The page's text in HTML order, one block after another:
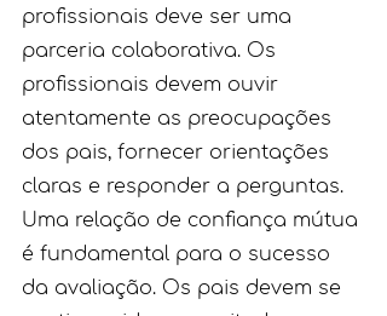
profissionais deve ser uma
parceria colaborativa. Os
profissionais devem ouvir
atentamente as preocupações
dos pais, fornecer orientações
claras e responder a perguntas.
Uma relação de confiança mútua
é fundamental para o sucesso
da avaliação. Os pais devem se